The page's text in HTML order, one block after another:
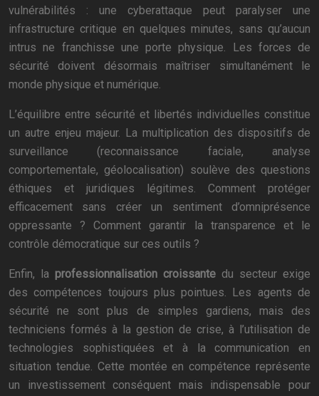
vulnérabilités : une cyberattaque peut paralyser une
infrastructure critique en quelques minutes, sans qu’aucun
intrus ne franchisse une porte physique. Les forces de
sécurité doivent désormais maîtriser simultanément le
monde physique et numérique.
L’équilibre entre sécurité et libertés individuelles constitue
un autre enjeu majeur. La multiplication des dispositifs de
surveillance (reconnaissance faciale, analyse
comportementale, géolocalisation) soulève des questions
éthiques et juridiques légitimes. Comment protéger
efficacement sans créer un sentiment d’omniprésence
oppressante ? Comment garantir la transparence et le
contrôle démocratique sur ces outils ?
Enfin, la professionnalisation croissante du secteur exige
des compétences toujours plus pointues. Les agents de
sécurité ne sont plus de simples gardiens, mais des
techniciens formés à la gestion de crise, à l’utilisation de
technologies sophistiquées et à la communication en
situation tendue. Cette montée en compétence représente
un investissement conséquent mais indispensable pour